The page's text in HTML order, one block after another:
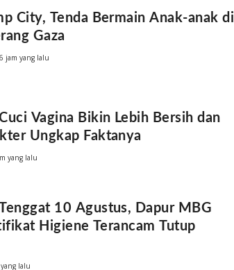
City, Tenda Bermain Anak-anak di
Gaza
6 jam yang lalu
Vagina Bikin Lebih Bersih dan
Ungkap Faktanya
yang lalu
10 Agustus, Dapur MBG
Higiene Terancam Tutup
lalu